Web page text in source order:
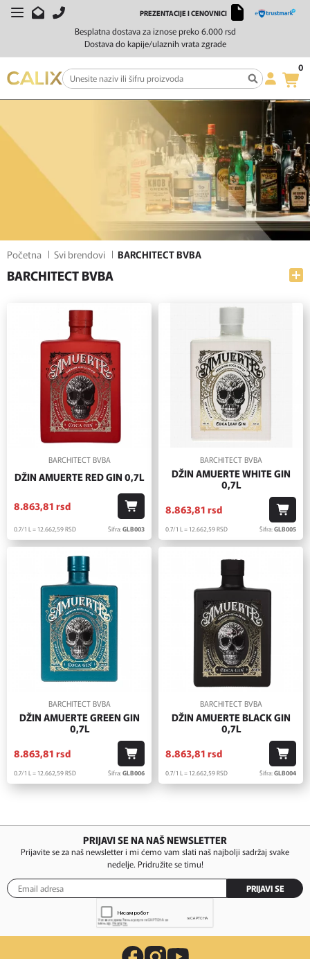
Besplatna dostava za iznose preko 6.000 rsd
Dostava do kapije/ulaznih vrata zgrade
PREZENTACIJE I CENOVNICI
0
Početna Svi brendovi BARCHITECT BVBA
BARCHITECT BVBA
FILTERI
SORTIRAJ
BARCHITECT BVBA
DŽIN AMUERTE RED GIN 0,7L
8.863,81 rsd
0.7/1 L = 12.662,59RSD Šifra:GLB003
BARCHITECT BVBA
DŽIN AMUERTE WHITE GIN
0,7L
8.863,81 rsd
0.7/1 L = 12.662,59RSD Šifra:GLB005
BARCHITECT BVBA
DŽIN AMUERTE GREEN GIN
0,7L
8.863,81 rsd
0.7/1 L = 12.662,59RSD Šifra:GLB006
BARCHITECT BVBA
DŽIN AMUERTE BLACK GIN
0,7L
8.863,81 rsd
0.7/1 L = 12.662,59RSD Šifra:GLB004
PRIJAVI SE NA NAŠ NEWSLETTER
Prijavite se za naš newsletter i mi ćemo vam slati naš najbolji sadržaj svake
nedelje. Pridružite se timu!
PRIJAVI SE